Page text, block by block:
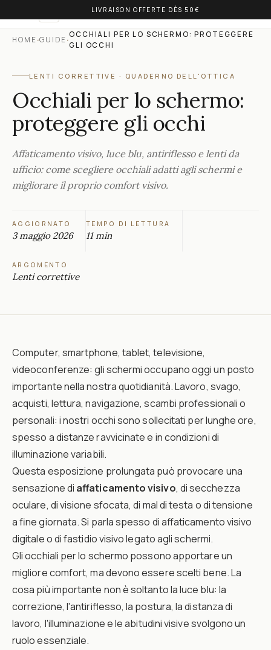
LIVRAISON OFFERTE DÈS 50€
OLIVIA BALM
HOME ·GUIDE ·OCCHIALI PER LO SCHERMO: PROTEGGERE
GLI OCCHI
LENTI CORRETTIVE · QUADERNO DELL'OTTICA
Occhiali per lo schermo:
proteggere gli occhi
Affaticamento visivo, luce blu, antiriflesso e lenti da
ufficio: come scegliere occhiali adatti agli schermi e
migliorare il proprio comfort visivo.
AGGIORNATO
3 maggio 2026
TEMPO DI LETTURA
11 min
ARGOMENTO
Lenti correttive
Computer, smartphone, tablet, televisione,
videoconferenze: gli schermi occupano oggi un posto
importante nella nostra quotidianità. Lavoro, svago,
acquisti, lettura, navigazione, scambi professionali o
personali: i nostri occhi sono sollecitati per lunghe ore,
spesso a distanze ravvicinate e in condizioni di
illuminazione variabili.
Questa esposizione prolungata può provocare una
sensazione di affaticamento visivo, di secchezza
oculare, di visione sfocata, di mal di testa o di tensione
a fine giornata. Si parla spesso di affaticamento visivo
digitale o di fastidio visivo legato agli schermi.
Gli occhiali per lo schermo possono apportare un
migliore comfort, ma devono essere scelti bene. La
cosa più importante non è soltanto la luce blu: la
correzione, l'antiriflesso, la postura, la distanza di
lavoro, l'illuminazione e le abitudini visive svolgono un
ruolo essenziale.